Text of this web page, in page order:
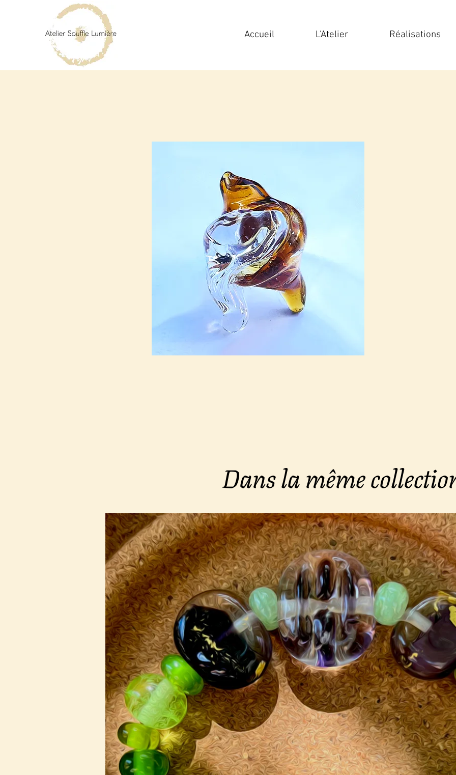
Accueil L'Atelier Réalisations
Dans la même